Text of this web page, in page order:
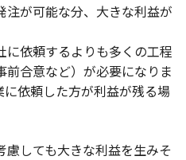
注が可能な分、大きな利益が
に依頼するよりも多くの工程
前合意など）が必要になりま
依頼した方が利益が残る場
しても大きな利益を生みそ